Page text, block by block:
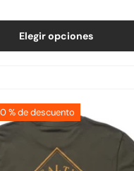
Elegir opciones
% de descuento